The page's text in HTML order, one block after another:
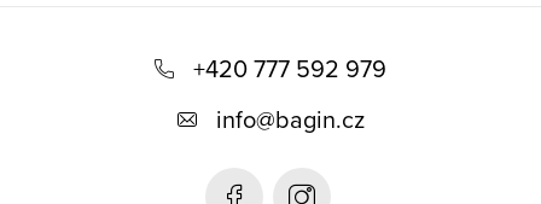
+420 777 592 979
info@bagin.cz